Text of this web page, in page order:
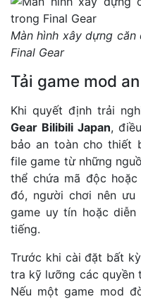
Màn hình xây dựng
Final Gear
Tải game mod
Khi quyết định trải
Gear Bilibili Japan,
bảo an toàn cho thiết
file game từ những
thể chứa mã độc
đó, người chơi nên
game uy tín hoặc
tiếng.
Trước khi cài đặt bất
tra kỹ lưỡng các quyền
Nếu một game mod